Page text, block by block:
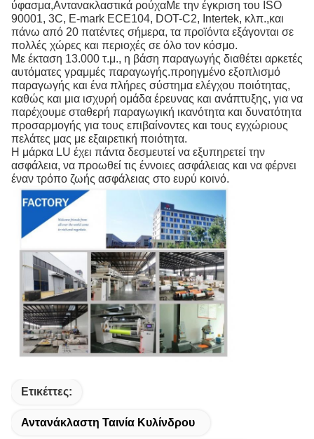
ύφασμα,Αντανακλαστικά ρούχαΜε την έγκριση του ISO
90001, 3C, E-mark ECE104, DOT-C2, Intertek, κλπ.,και
πάνω από 20 πατέντες σήμερα, τα προϊόντα εξάγονται σε
πολλές χώρες και περιοχές σε όλο τον κόσμο.
Με έκταση 13.000 τ.μ., η βάση παραγωγής διαθέτει αρκετές
αυτόματες γραμμές παραγωγής.προηγμένο εξοπλισμό
παραγωγής και ένα πλήρες σύστημα ελέγχου ποιότητας,
καθώς και μια ισχυρή ομάδα έρευνας και ανάπτυξης, για να
παρέχουμε σταθερή παραγωγική ικανότητα και δυνατότητα
προσαρμογής για τους επιβαίνοντες και τους εγχώριους
πελάτες μας με εξαιρετική ποιότητα.
Η μάρκα LU έχει πάντα δεσμευτεί να εξυπηρετεί την
ασφάλεια, να προωθεί τις έννοιες ασφάλειας και να φέρνει
έναν τρόπο ζωής ασφάλειας στο ευρύ κοινό.
Ετικέττες:
Αντανάκλαστη Ταινία Κυλίνδρου